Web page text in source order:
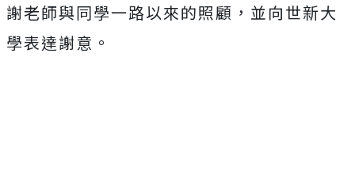
謝老師與同學一路以來的照顧，並向世新大
學表達謝意。